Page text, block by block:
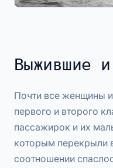
Выжившие
Почти все женщины
первого и второго
пассажирок и их
которым перекрыли
соотношении